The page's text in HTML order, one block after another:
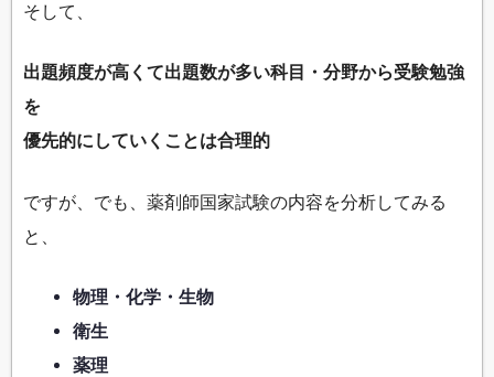
そして、
出題頻度が高くて出題数が多い科目・分野から受験勉強
を
優先的にしていくことは合理的
ですが、でも、薬剤師国家試験の内容を分析してみる
と、
物理・化学・生物
衛生
薬理